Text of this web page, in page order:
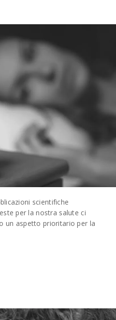
scientifiche
per la nostra salute ci
un aspetto prioritario per la